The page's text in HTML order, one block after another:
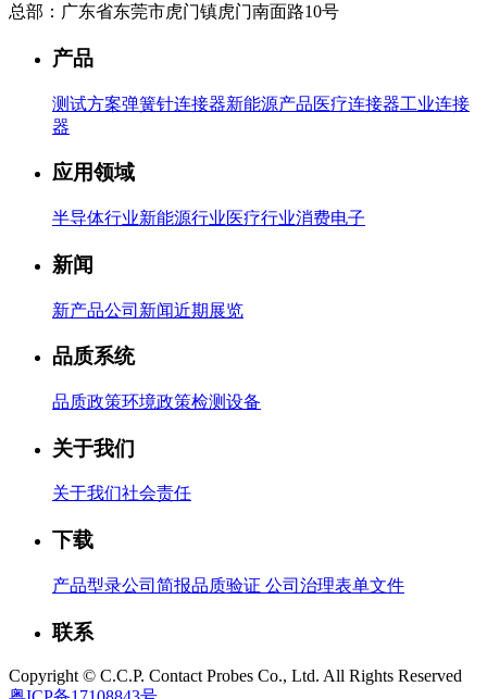
总部：广东省东莞市虎门镇虎门南面路10号
产品
测试方案弹簧针连接器新能源产品医疗连接器工业连接
器
应用领域
半导体行业新能源行业医疗行业消费电子
新闻
新产品公司新闻近期展览
品质系统
品质政策环境政策检测设备
关于我们
关于我们社会责任
下载
产品型录公司简报品质验证 公司治理表单文件
联系
Copyright © C.C.P. Contact Probes Co., Ltd. All Rights Reserved